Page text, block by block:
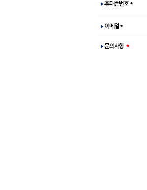
휴대폰번호*
이메일 *
문의사항 ＊